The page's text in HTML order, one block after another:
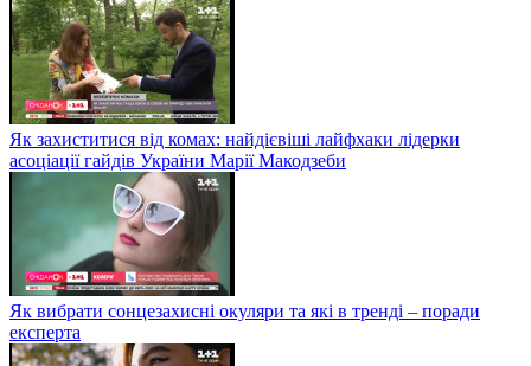
Як захиститися від комах: найдієвіші лайфхаки лідерки
асоціації гайдів України Марії Макодзеби
Як вибрати сонцезахисні окуляри та які в тренді – поради
експерта